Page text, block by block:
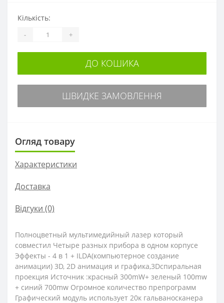
Кількість:
- +
ДО КОШИКА
ШВИДКЕ ЗАМОВЛЕННЯ
Огляд товару
Характеристики
Доставка
Відгуки (0)
Полноцветный мультимедийный лазер который
совместил Четыре разных прибора в одном корпусе
Эффекты - 4 в 1 + ILDA(компьютерное создание
анимации) 3D, 2D анимация и графика,3Dспиральная
проекция Источник :красный 300mW+ зеленый 100mw
+ синий 700mw Огромное количество препрограмм
Графический модуль использует 20к гальваносканера